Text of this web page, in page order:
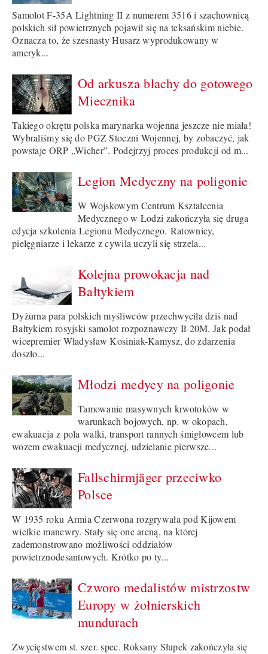
Samolot F-35A Lightning II z numerem 3516 i szachownicą
polskich sił powietrznych pojawił się na teksańskim niebie.
Oznacza to, że szesnasty Husarz wyprodukowany w
ameryk...
Od arkusza blachy do gotowego
Miecznika
Takiego okrętu polska marynarka wojenna jeszcze nie miała!
Wybraliśmy się do PGZ Stoczni Wojennej, by zobaczyć, jak
powstaje ORP „Wicher”. Podejrzyj proces produkcji od m...
Legion Medyczny na poligonie
W Wojskowym Centrum Kształcenia
Medycznego w Łodzi zakończyła się druga
edycja szkolenia Legionu Medycznego. Ratownicy,
pielęgniarze i lekarze z cywila uczyli się strzela...
Kolejna prowokacja nad
Bałtykiem
Dyżurna para polskich myśliwców przechwyciła dziś nad
Bałtykiem rosyjski samolot rozpoznawczy Ił-20M. Jak podał
wicepremier Władysław Kosiniak-Kamysz, do zdarzenia
doszło...
Młodzi medycy na poligonie
Tamowanie masywnych krwotoków w
warunkach bojowych, np. w okopach,
ewakuacja z pola walki, transport rannych śmigłowcem lub
wozem ewakuacji medycznej, udzielanie pierwsze...
Fallschirmjäger przeciwko
Polsce
W 1935 roku Armia Czerwona rozgrywała pod Kijowem
wielkie manewry. Stały się one areną, na której
zademonstrowano możliwości oddziałów
powietrznodesantowych. Krótko po ty...
Czworo medalistów mistrzostw
Europy w żołnierskich
mundurach
Zwycięstwem st. szer. spec. Roksany Słupek zakończyła się